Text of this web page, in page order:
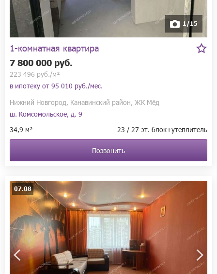
1/15
1-комнатная квартира
7 800 000 руб.
223 496 руб./м²
в ипотеку от 95 010 руб./мес.
Нижний Новгород, Канавинский район, ЖК Мёд
ш. Комсомольское, д. 9
34,9 м²
23 / 27 эт. блок+утеплитель
Позвонить
07.08